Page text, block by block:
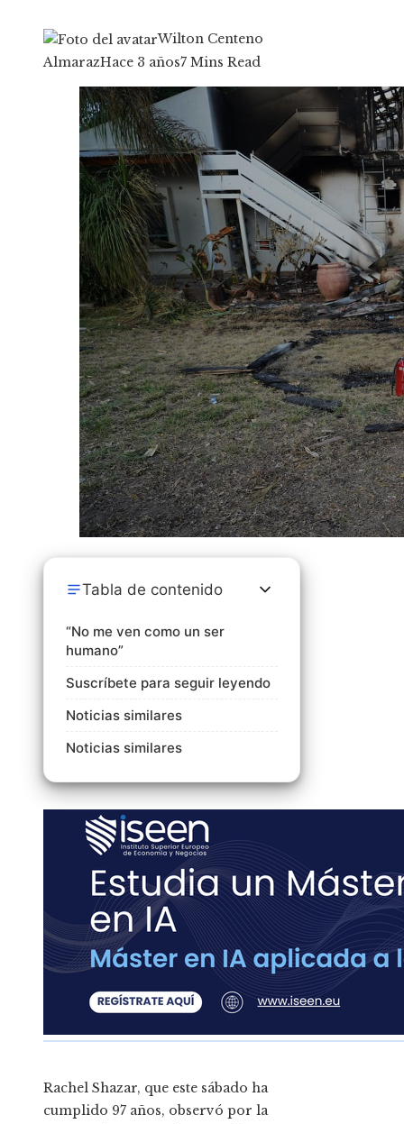
Wilton Centeno
AlmarazHace 3 años7 Mins Read
Tabla de contenido
“No me ven como un ser
humano”
Suscríbete para seguir leyendo
Noticias similares
Noticias similares
Rachel Shazar, que este sábado ha
cumplido 97 años, observó por la